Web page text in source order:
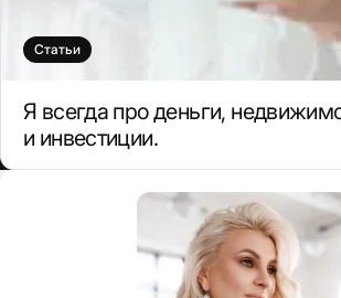
Статьи
Я всегда про деньги,
и инвестиции.